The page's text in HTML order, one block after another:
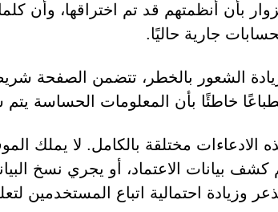
بأن أنظمتهم قد تم اختراقها، وأن
جارية حاليًا.
خاطئًا بأن المعلومات الحساسة
الادعاءات مختلقة بالكامل. لا يملك
كشف بيانات الاعتماد، أو يجري نسخ
وزيادة احتمالية اتباع المستخدمين